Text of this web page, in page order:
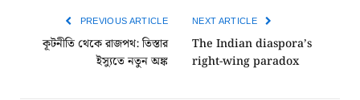
PREVIOUS ARTICLE
কূটনীতি থেকে রাজপথ: তিস্তার
ইস্যুতে নতুন অঙ্ক
NEXT ARTICLE
The Indian diaspora’s
right-wing paradox